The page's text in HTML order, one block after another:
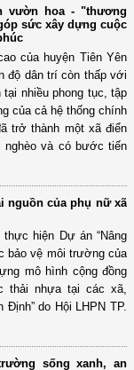
vườn hoa - "thương
sức xây dựng cuộc
của huyện Tiên Yên
độ dân trí còn thấp với
nhiều phong tục, tập
của cả hệ thống chính
trở thành một xã điển
nghèo và có bước tiến
nguồn của phụ nữ xã
hiện Dự án “Nâng
bảo vệ môi trường của
mô hình cộng đồng
thải nhựa tại các xã,
do Hội LHPN TP.
sống xanh, an